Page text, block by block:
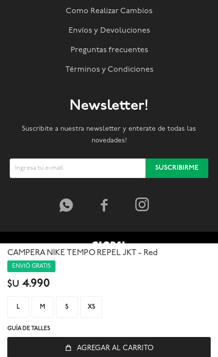
CAMPERA NIKE TEMPO REPEL JKT - Red
ENVIÓ GRATIS
$U 4.990
L M S XS
GUÍA DE TALLES
AGREGAR AL CARRITO
Como Realizar Cambios
Envíos y Devoluciones
Preguntas frecuentes
Términos y Condiciones
Newsletter!
Suscribite a nuestra newsletter y enterate de todas las
novedades!
SUSCRIBIRME
  
© Copyright 2026 / Global Sports